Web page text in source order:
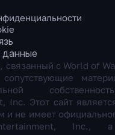
данные
связанный с World of
Inc. Этот сайт
и не имеет
Inc.,